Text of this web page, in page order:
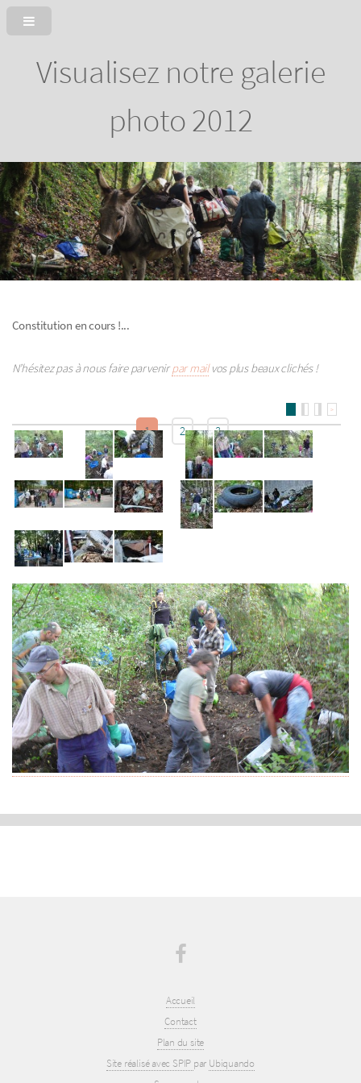
Visualisez notre galerie
photo 2012
Constitution en cours !...
N’hésitez pas à nous faire parvenirpar mailvos plus beaux clichés !
>
1 2 3
Accueil
Contact
Plan du site
Site réalisé avec SPIP par Ubiquando